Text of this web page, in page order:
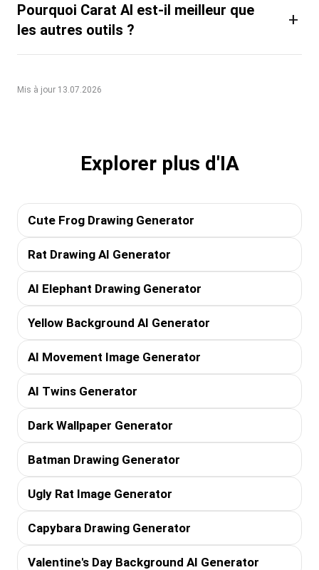
Pourquoi Carat AI est-il meilleur que
les autres outils ?
+
Mis à jour 13.07.2026
Explorer plus d'IA
Cute Frog Drawing Generator
Rat Drawing AI Generator
AI Elephant Drawing Generator
Yellow Background AI Generator
AI Movement Image Generator
AI Twins Generator
Dark Wallpaper Generator
Batman Drawing Generator
Ugly Rat Image Generator
Capybara Drawing Generator
Valentine's Day Background AI Generator